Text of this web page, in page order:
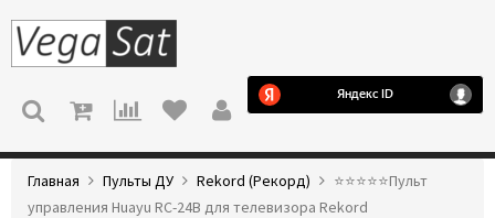
МЕНЮ
Главная Пульты ДУ Rekord (Рекорд)
⭐️⭐️⭐️⭐️⭐️Пульт
управления Huayu RC-24B для телевизора Rekord